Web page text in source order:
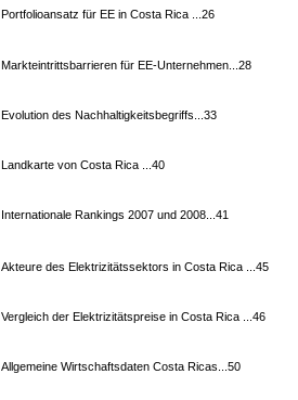
Portfolioansatz für EE in Costa Rica ...26
Markteintrittsbarrieren für EE-Unternehmen...28
Evolution des Nachhaltigkeitsbegriffs...33
Landkarte von Costa Rica ...40
Internationale Rankings 2007 und 2008...41
Akteure des Elektrizitätssektors in Costa Rica ...45
Vergleich der Elektrizitätspreise in Costa Rica ...46
Allgemeine Wirtschaftsdaten Costa Ricas...50